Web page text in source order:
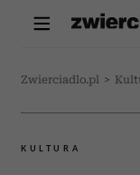
Zwierciadlo.pl >
KULTURA